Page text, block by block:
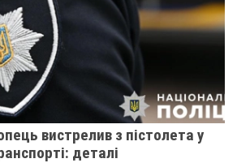
вистрелив з пістолета у
деталі